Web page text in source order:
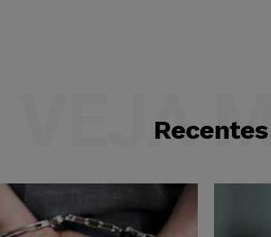
Recentes
VEJA